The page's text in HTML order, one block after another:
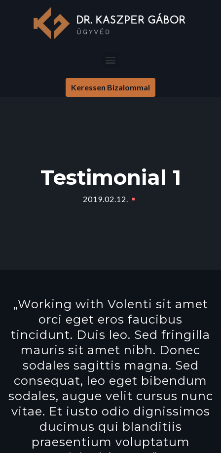
Keressen Bizalommal
Testimonial 1
2019.02.12.
„Working with Volenti sit amet
orci eget eros faucibus
tincidunt. Duis leo. Sed fringilla
mauris sit amet nibh. Donec
sodales sagittis magna. Sed
consequat, leo eget bibendum
sodales, augue velit cursus nunc
vitae. Et iusto odio dignissimos
ducimus qui blanditiis
praesentium voluptatum